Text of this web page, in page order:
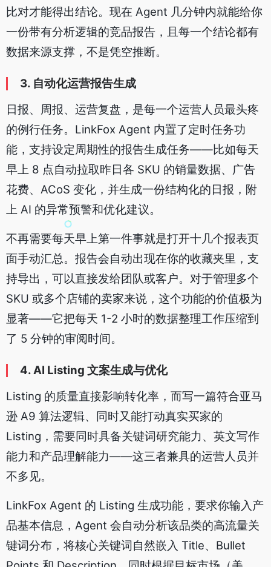
比对才能得出结论。现在 Agent 几分钟内就能给你
一份带有分析逻辑的竞品报告，且每一个结论都有
数据来源支撑，不是凭空推断。
3. 自动化运营报告生成
日报、周报、运营复盘，是每一个运营人员最头疼
的例行任务。LinkFox Agent 内置了定时任务功
能，支持设定周期性的报告生成任务——比如每天
早上 8 点自动拉取昨日各 SKU 的销量数据、广告
花费、ACoS 变化，并生成一份结构化的日报，附
上 AI 的异常预警和优化建议。
不再需要每天早上第一件事就是打开十几个报表页
面手动汇总。报告会自动出现在你的收藏夹里，支
持导出，可以直接发给团队或客户。对于管理多个
SKU 或多个店铺的卖家来说，这个功能的价值极为
显著——它把每天 1-2 小时的数据整理工作压缩到
了 5 分钟的审阅时间。
4. AI Listing 文案生成与优化
Listing 的质量直接影响转化率，而写一篇符合亚马
逊 A9 算法逻辑、同时又能打动真实买家的
Listing，需要同时具备关键词研究能力、英文写作
能力和产品理解能力——这三者兼具的运营人员并
不多见。
LinkFox Agent 的 Listing 生成功能，要求你输入产
品基本信息，Agent 会自动分析该品类的高流量关
键词分布，将核心关键词自然嵌入 Title、Bullet